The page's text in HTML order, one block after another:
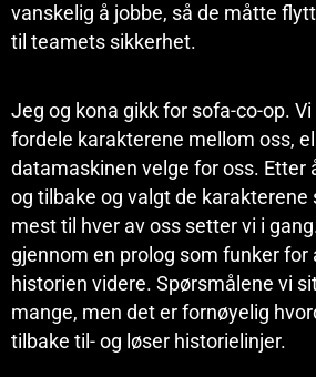
vanskelig å jobbe, så de måtte
til teamets sikkerhet.
Jeg og kona gikk for sofa-co-op.
fordele karakterene mellom oss,
datamaskinen velge for oss. Etter
og tilbake og valgt de karakterene
mest til hver av oss setter vi i
gjennom en prolog som funker for
historien videre. Spørsmålene vi
mange, men det er fornøyelig
tilbake til- og løser historielinjer.